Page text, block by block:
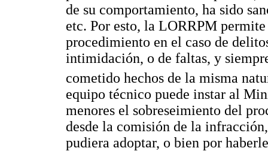
de su comportamiento, ha sido
etc. Por esto, la LORRPM
procedimiento en el caso de
intimidación, o de faltas, y
cometido hechos de la misma
equipo técnico puede instar al
menores el sobreseimiento del
desde la comisión de la
pudiera adoptar, o bien por